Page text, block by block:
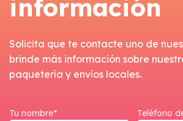
información
Solicita que te contacte uno de
brinde más información sobre
paquetería y envíos locales.
Tu nombre* Teléfono